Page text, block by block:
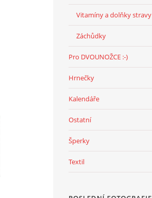
Vitamíny a dolňky stravy
Záchůdky
Pro DVOUNOŽCE :-)
Hrnečky
Kalendáře
Ostatní
Šperky
Textil